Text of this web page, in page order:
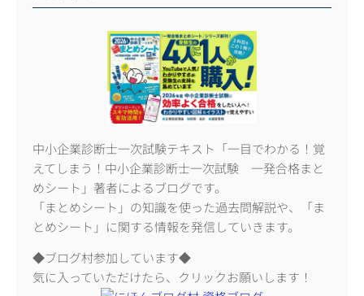
中小企業診断士一次試験テキスト「一目でわかる！覚
えてしまう！中小企業診断士一次試験 一発合格まと
めシート」著者によるブログです。
「まとめシート」の知識を使った過去問解説や、「ま
とめシート」に関する情報を発信していきます。
◆ブログ村参加しています◆
気に入っていただけたら、クリックお願いします！